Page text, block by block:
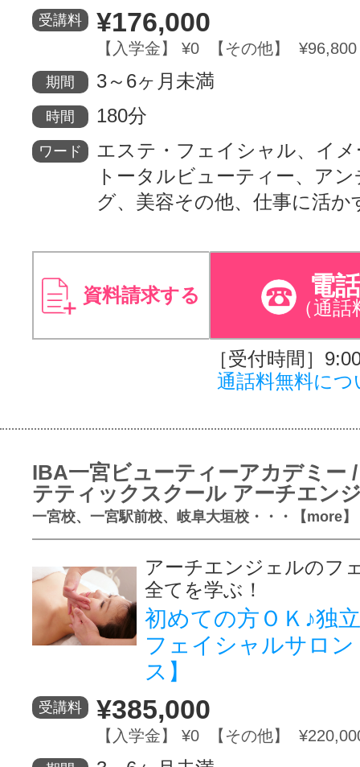
受講料 ¥176,000
【入学金】 ¥0 【その他】 ¥96,800
期間 3～6ヶ月未満
時間 180分
ワード
エステ・フェイシャル、イ
トータルビューティー、ア
グ、美容その他、仕事に活か
資料請求する 電
（通話
［受付時間］
通話料無料につ
IBA一宮ビューティーアカデミー
テティックスクール アーチエン
一宮校、一宮駅前校、岐阜大垣校・・・【more】
アーチエンジェルのフ
全てを学ぶ！
初めての方ＯＫ♪独
フェイシャルサロ
ス】
受講料 ¥385,000
【入学金】 ¥0 【その他】